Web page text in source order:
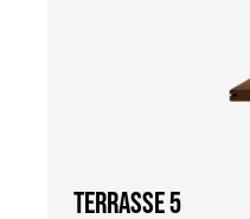
TERRASSE 5